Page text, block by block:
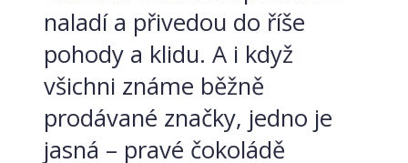
naladí a přivedou do říše
pohody a klidu. A i když
všichni známe běžně
prodávané značky, jedno je
jasná – pravé čokoládě